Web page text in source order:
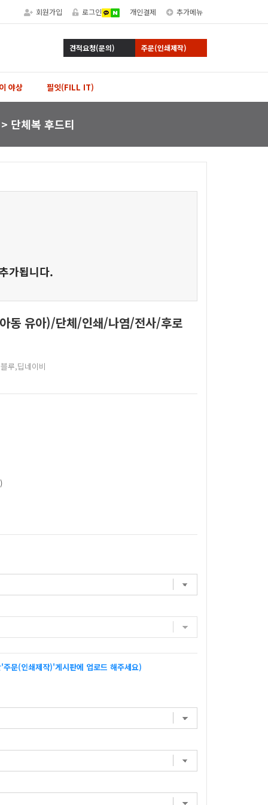
회원가입 로그인 개인결제 추가메뉴
견적요청(문의) 주문(인쇄제작)
야상 필잇(FILL IT)
단체복 후드티
가됩니다.
동 유아)/단체/인쇄/나염/전사/후로
루,딥네이비
문(인쇄제작)'게시판에 업로드 해주세요)